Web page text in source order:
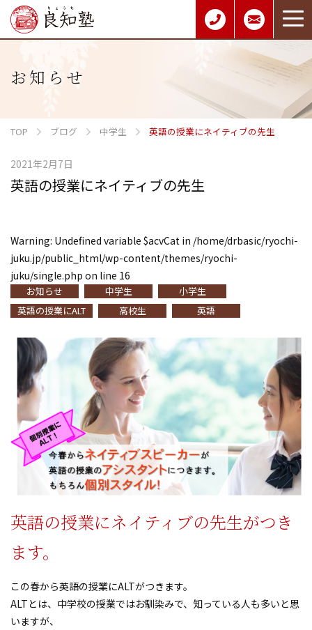
お知らせ
TOP ブログ 中学生 英語の授業にネイティブの先生
2021年2月7日
英語の授業にネイティブの先生
Warning: Undefined variable $acvCat in /home/drbasic/ryochi-
juku.jp/public_html/wp-content/themes/ryochi-
juku/single.php on line 16
お知らせ 中学生
小学生
英語の授業にALT
高校生 英語
英語の授業にネイティブの先生がつき
ます。
この春から英語の授業にALTがつきます。
ALTとは、中学校の授業ではお馴染みで、知っている人も多いと思
いますが、